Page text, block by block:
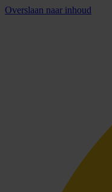
Overslaan naar inhoud